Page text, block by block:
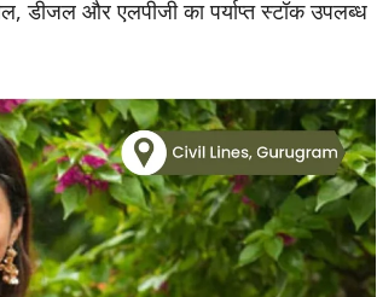
डीजल और एलपीजी का पर्याप्त स्टॉक उपलब्ध